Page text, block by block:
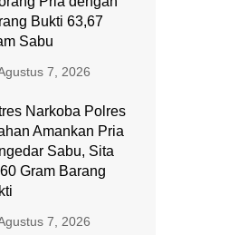
Bukti 63,67
Sabu
7, 2026
Narkoba Polres
Amankan Pria
Sabu, Sita
Gram Barang
7, 2026